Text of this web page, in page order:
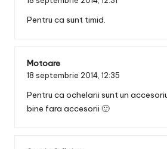
Pentru ca sunt timid.
Motoare
18 septembrie 2014, 12:35
Pentru ca ochelarii sunt un
bine fara accesorii 🙂